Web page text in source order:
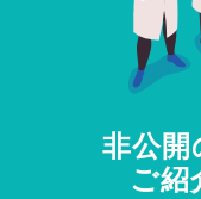
非公開
ご紹